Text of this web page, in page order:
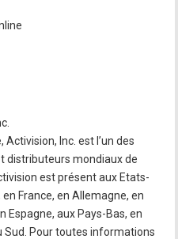
Inc. est l’un des
distributeurs mondiaux de
est présent aux Etats-
France, en Allemagne, en
Espagne, aux Pays-Bas, en
Sud. Pour toutes informations